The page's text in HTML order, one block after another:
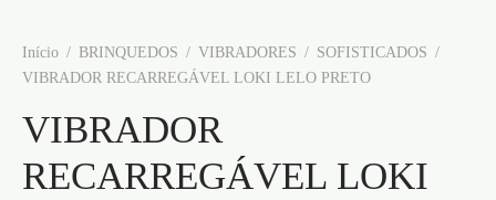
Início / BRINQUEDOS / VIBRADORES / SOFISTICADOS /
VIBRADOR RECARREGÁVEL LOKI LELO PRETO
VIBRADOR
RECARREGÁVEL LOKI